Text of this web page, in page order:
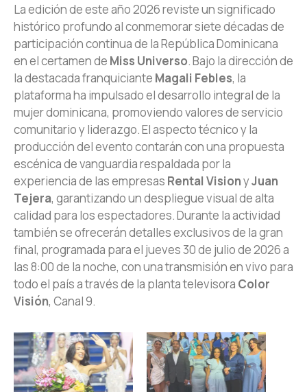
La edición de este año 2026 reviste un significado
histórico profundo al conmemorar siete décadas de
participación continua de la República Dominicana
en el certamen de Miss Universo. Bajo la dirección de
la destacada franquiciante Magali Febles, la
plataforma ha impulsado el desarrollo integral de la
mujer dominicana, promoviendo valores de servicio
comunitario y liderazgo. El aspecto técnico y la
producción del evento contarán con una propuesta
escénica de vanguardia respaldada por la
experiencia de las empresas Rental VisionyJuan
Tejera, garantizando un despliegue visual de alta
calidad para los espectadores. Durante la actividad
también se ofrecerán detalles exclusivos de la gran
final, programada para el jueves 30 de julio de 2026 a
las 8:00 de la noche, con una transmisión en vivo para
todo el país a través de la planta televisora Color
Visión, Canal 9.